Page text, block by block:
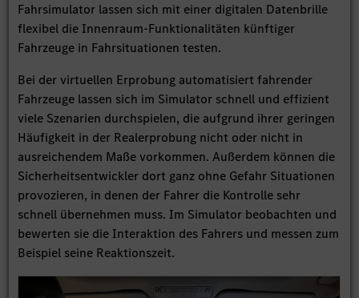
Fahrsimulator lassen sich mit einer digitalen Datenbrille
flexibel die Innenraum-Funktionalitäten künftiger
Fahrzeuge in Fahrsituationen testen.
Bei der virtuellen Erprobung automatisiert fahrender
Fahrzeuge lassen sich im Simulator schnell und effizient
viele Szenarien durchspielen, die aufgrund ihrer geringen
Häufigkeit in der Realerprobung nicht oder nicht in
ausreichendem Maße vorkommen. Außerdem können die
Sicherheitsentwickler dort ganz ohne Gefahr Situationen
provozieren, in denen der Fahrer die Kontrolle sehr
schnell übernehmen muss. Im Simulator beobachten und
bewerten sie die Interaktion des Fahrers und messen zum
Beispiel seine Reaktionszeit.